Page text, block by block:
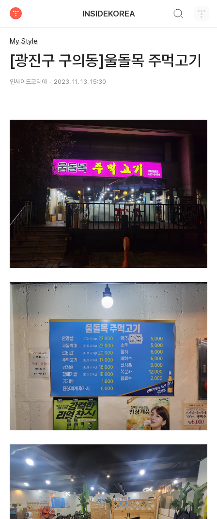
INSIDEKOREA
My Style
[광진구 구의동]울돌목 주먹고기
인사이드코리아 2023. 11. 13. 15:30